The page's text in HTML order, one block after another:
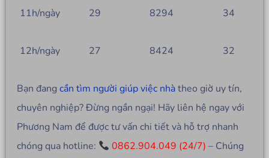
11h/ngày 29 8294 34
12h/ngày 27 8424 32
Bạn đang cần tìm người giúp việc nhàtheo giờ uy tín,
chuyên nghiệp? Đừng ngần ngại! Hãy liên hệ ngay với
Phương Nam để được tư vấn chi tiết và hỗ trợ nhanh
chóng qua hotline:
0862.904.049 (24/7) – Chúng